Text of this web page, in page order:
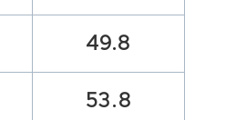
49.8
53.8